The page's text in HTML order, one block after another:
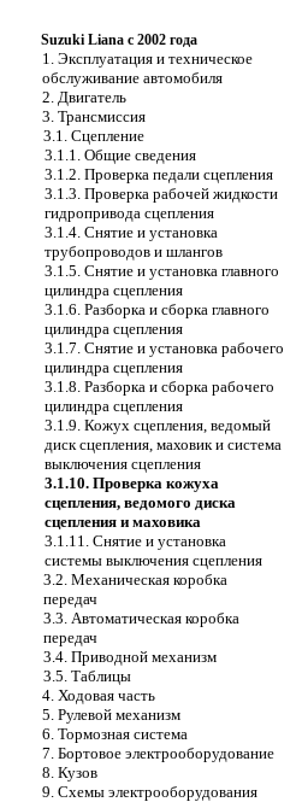
Suzuki Liana с 2002 года
1. Эксплуатация и техническое
обслуживание автомобиля
2. Двигатель
3. Трансмиссия
3.1. Сцепление
3.1.1. Общие сведения
3.1.2. Проверка педали сцепления
3.1.3. Проверка рабочей жидкости
гидропривода сцепления
3.1.4. Снятие и установка
трубопроводов и шлангов
3.1.5. Снятие и установка главного
цилиндра сцепления
3.1.6. Разборка и сборка главного
цилиндра сцепления
3.1.7. Снятие и установка рабочего
цилиндра сцепления
3.1.8. Разборка и сборка рабочего
цилиндра сцепления
3.1.9. Кожух сцепления, ведомый
диск сцепления, маховик и система
выключения сцепления
3.1.10. Проверка кожуха
сцепления, ведомого диска
сцепления и маховика
3.1.11. Снятие и установка
системы выключения сцепления
3.2. Механическая коробка
передач
3.3. Автоматическая коробка
передач
3.4. Приводной механизм
3.5. Таблицы
4. Ходовая часть
5. Рулевой механизм
6. Тормозная система
7. Бортовое электрооборудование
8. Кузов
9. Схемы электрооборудования